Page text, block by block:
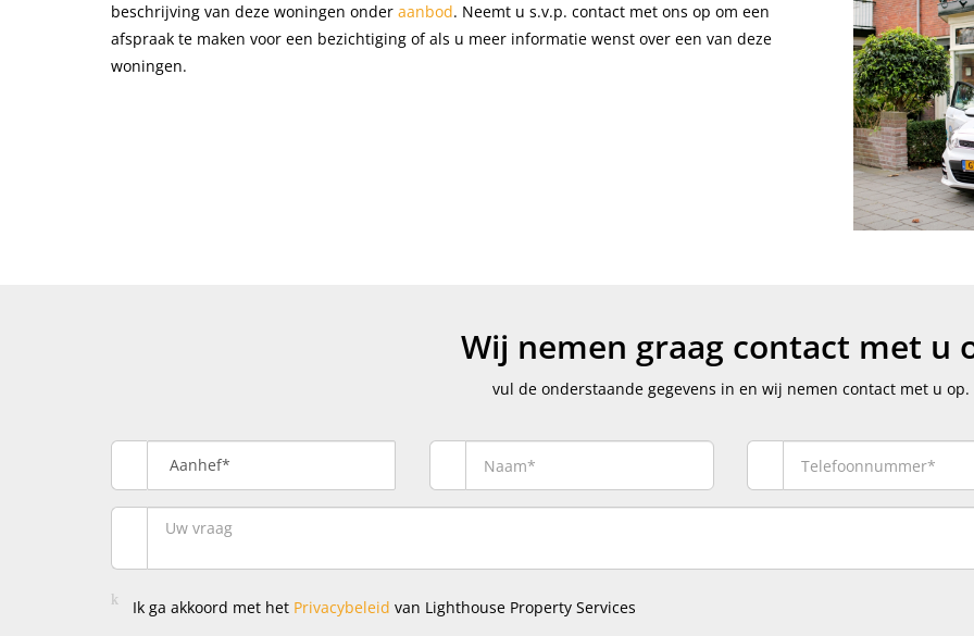
beschrijving van deze woningen onder aanbod. Neemt u s.v.p. contact met ons op om een
afspraak te maken voor een bezichtiging of als u meer informatie wenst over een van deze
woningen.
Wij nemen graag contact met u
vul de onderstaande gegevens in en wij nemen contact met u op.
Aanhef*
Ik ga akkoord met het Privacybeleid van Lighthouse Property Services